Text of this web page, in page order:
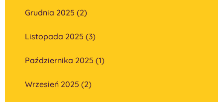
Grudnia 2025 (2)
Listopada 2025 (3)
Października 2025 (1)
Wrzesień 2025 (2)